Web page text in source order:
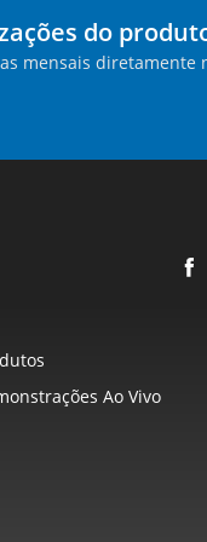
do
mensais diretamente
Ao Vivo